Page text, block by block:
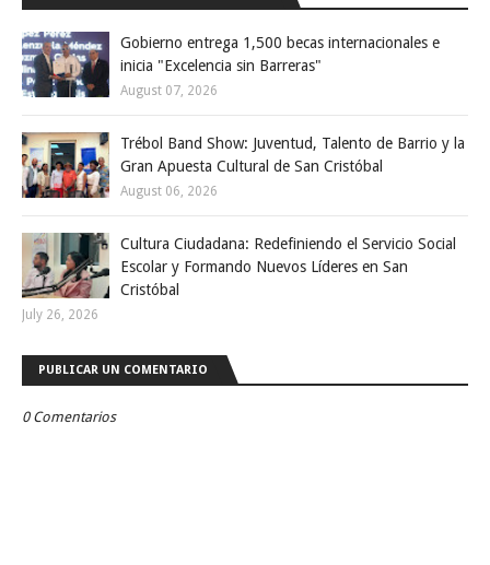
Gobierno entrega 1,500 becas internacionales e
inicia "Excelencia sin Barreras"
August 07, 2026
Trébol Band Show: Juventud, Talento de Barrio y la
Gran Apuesta Cultural de San Cristóbal
August 06, 2026
Cultura Ciudadana: Redefiniendo el Servicio Social
Escolar y Formando Nuevos Líderes en San
Cristóbal
July 26, 2026
PUBLICAR UN COMENTARIO
0 Comentarios